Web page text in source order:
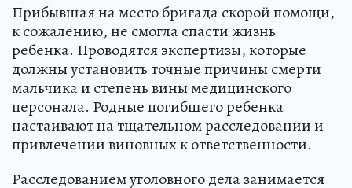
Прибывшая на место бригада скорой помощи,
к сожалению, не смогла спасти жизнь
ребенка. Проводятся экспертизы, которые
должны установить точные причины смерти
мальчика и степень вины медицинского
персонала. Родные погибшего ребенка
настаивают на тщательном расследовании и
привлечении виновных к ответственности.
Расследованием уголовного дела занимается